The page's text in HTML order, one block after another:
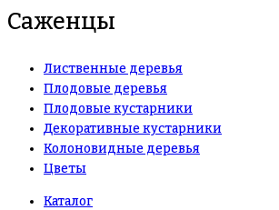
Саженцы
Лиственные деревья
Плодовые деревья
Плодовые кустарники
Декоративные кустарники
Колоновидные деревья
Цветы
Каталог